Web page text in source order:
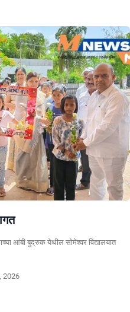
आंबी बुद्रुक येथील सोमेश्वर विद्यालयात
2026